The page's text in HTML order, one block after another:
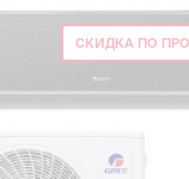
СКИДКА ПО